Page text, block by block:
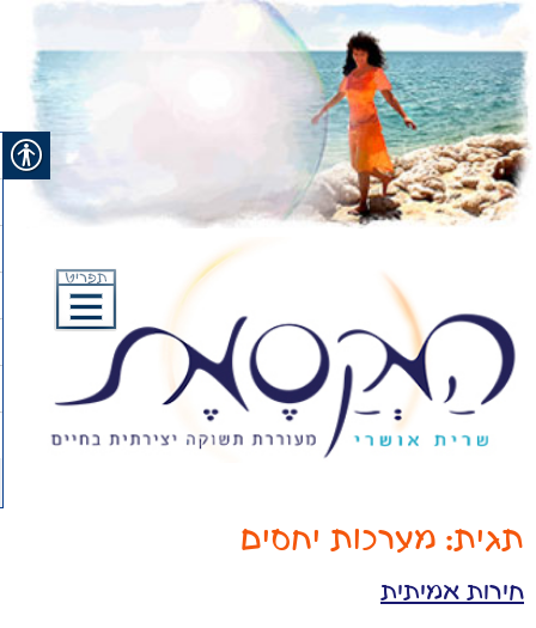
Skip
content
תגית: מערכות יחסים
חירות אמיתית